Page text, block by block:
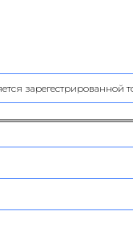
зарегестрированной